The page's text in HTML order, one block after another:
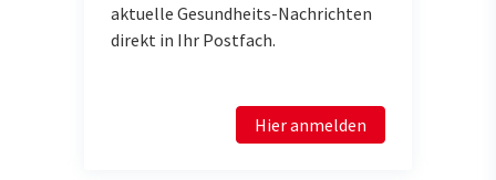
aktuelle Gesundheits-Nachrichten
direkt in Ihr Postfach.
Hier anmelden